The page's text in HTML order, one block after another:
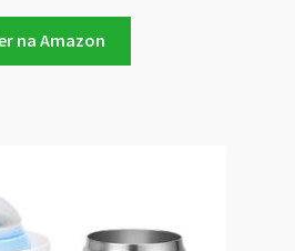
na Amazon